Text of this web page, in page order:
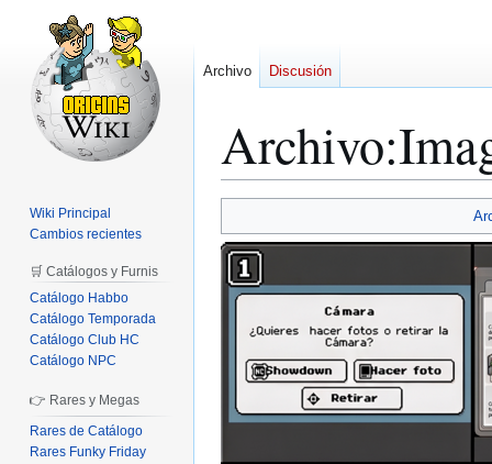
Archivo:
a
la
navegación
a
la
búsqueda
Archivo Discusión
Wiki Principal
Cambios recientes
🛒 Catálogos y Furnis
Catálogo Habbo
Catálogo Temporada
Catálogo Club HC
Catálogo NPC
👉 Rares y Megas
Rares de Catálogo
Rares Funky Friday